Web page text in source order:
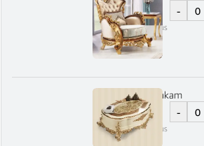
-
7.400leiTVA Inclus
Masuta cafea Makam
-
6.750leiTVA Inclus